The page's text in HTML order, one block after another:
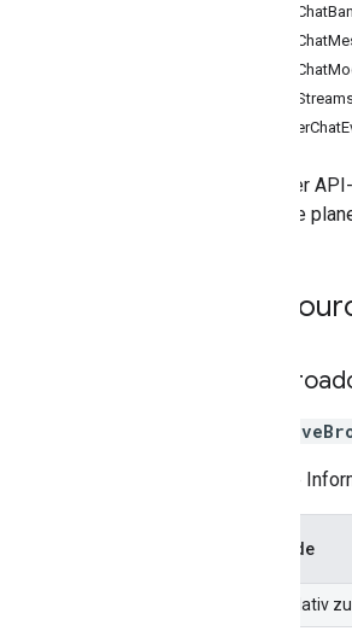
In dieser
YouTube
Weitere
Methode
URIs relativ zu